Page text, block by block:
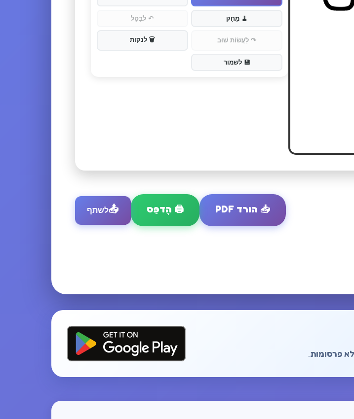
🧹מַחַק ↶ לְבַטֵל
↷ לַעֲשׂוֹת שׁוּב 🗑️לנקות
💾לשמור
📥 הורד PDF 🖨️ הֶדפֵּס 📤לשתף